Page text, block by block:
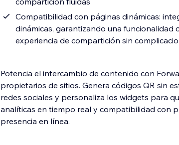
Compatibilidad con páginas dinámicas:
dinámicas, garantizando una
experiencia de compartición sin
Potencia el intercambio de contenido con
propietarios de sitios. Genera códigos QR sin
redes sociales y personaliza los widgets para
analíticas en tiempo real y compatibilidad con
presencia en línea.